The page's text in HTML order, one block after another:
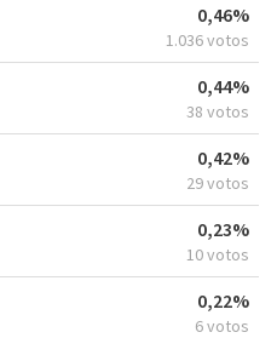
0,46%
1.036 votos
0,44%
38 votos
0,42%
29 votos
0,23%
10 votos
0,22%
6 votos